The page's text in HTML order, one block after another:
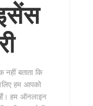
बताता कि
हम आपको
हैं। हम ऑनलाइन